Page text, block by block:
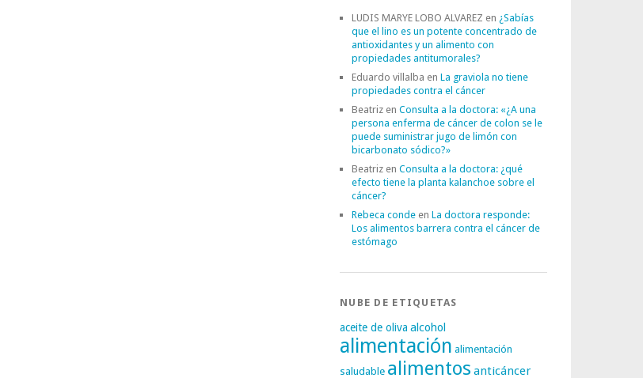
LUDIS MARYE LOBO ALVAREZ en ¿Sabías
que el lino es un potente concentrado de
antioxidantes y un alimento con
propiedades antitumorales?
Eduardo villalba en La graviola no tiene
propiedades contra el cáncer
Beatriz en Consulta a la doctora: «¿A una
persona enferma de cáncer de colon se le
puede suministrar jugo de limón con
bicarbonato sódico?»
Beatriz en Consulta a la doctora: ¿qué
efecto tiene la planta kalanchoe sobre el
cáncer?
Rebeca conde en La doctora responde:
Los alimentos barrera contra el cáncer de
estómago
NUBE DE ETIQUETAS
aceite de oliva alcohol
alimentación alimentación
saludable alimentos anticáncer